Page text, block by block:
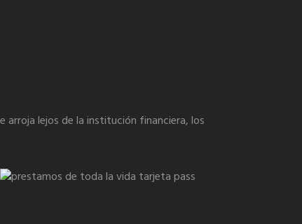
arroja lejos de la institución financiera, los